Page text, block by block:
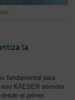
la
fundamental para
KAESER asesora
el primer